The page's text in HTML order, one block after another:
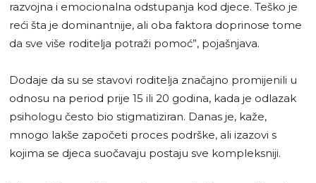
razvojna i emocionalna odstupanja kod djece. Teško je
reći šta je dominantnije, ali oba faktora doprinose tome
da sve više roditelja potraži pomoć”, pojašnjava.
Dodaje da su se stavovi roditelja značajno promijenili u
odnosu na period prije 15 ili 20 godina, kada je odlazak
psihologu često bio stigmatiziran. Danas je, kaže,
mnogo lakše započeti proces podrške, ali izazovi s
kojima se djeca suočavaju postaju sve kompleksniji.